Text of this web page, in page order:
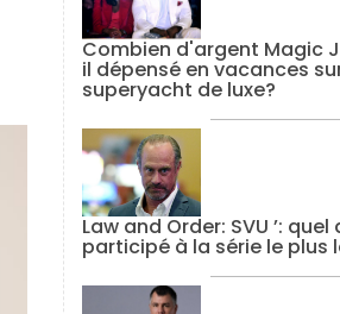
Combien d'argent Magic
il dépensé en vacances
superyacht de luxe?
Law and Order: SVU ’:
participé à la série le plus